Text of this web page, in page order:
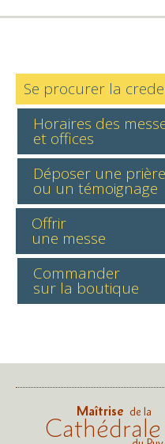
Se procurer la
Horaires des
et offices
Déposer une prière
ou un témoignage
Offrir
une messe
Commander
sur la boutique
Maîtrise de la
Cathédrale